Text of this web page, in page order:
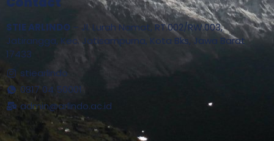
STIE ARLINDO – Jl. Lurah Namat, RT.002/RW.003,
Jatirangga, Kec. Jatisampurna, Kota Bks, Jawa Barat
17433
stiearlindo
0817 04 50001
admin@arlindo.ac.id